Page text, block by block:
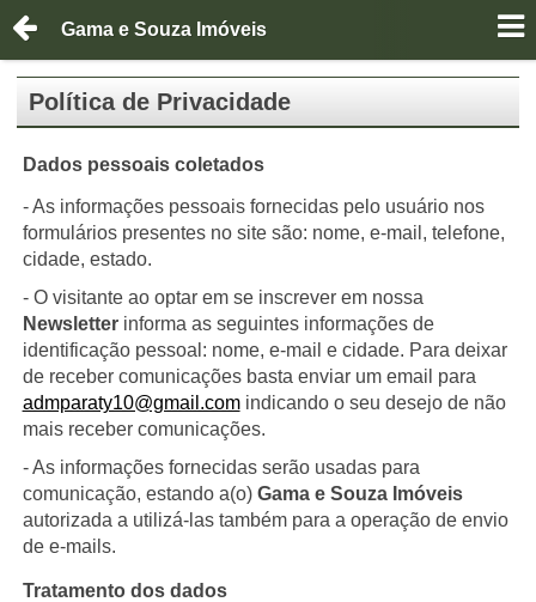
Gama e Souza Imóveis
Política de Privacidade
Dados pessoais coletados
- As informações pessoais fornecidas pelo usuário nos
formulários presentes no site são: nome, e-mail, telefone,
cidade, estado.
- O visitante ao optar em se inscrever em nossa
Newsletter informa as seguintes informações de
identificação pessoal: nome, e-mail e cidade. Para deixar
de receber comunicações basta enviar um email para
admparaty10@gmail.comindicando o seu desejo de não
mais receber comunicações.
- As informações fornecidas serão usadas para
comunicação, estando a(o) Gama e Souza Imóveis
autorizada a utilizá-las também para a operação de envio
de e-mails.
Tratamento dos dados